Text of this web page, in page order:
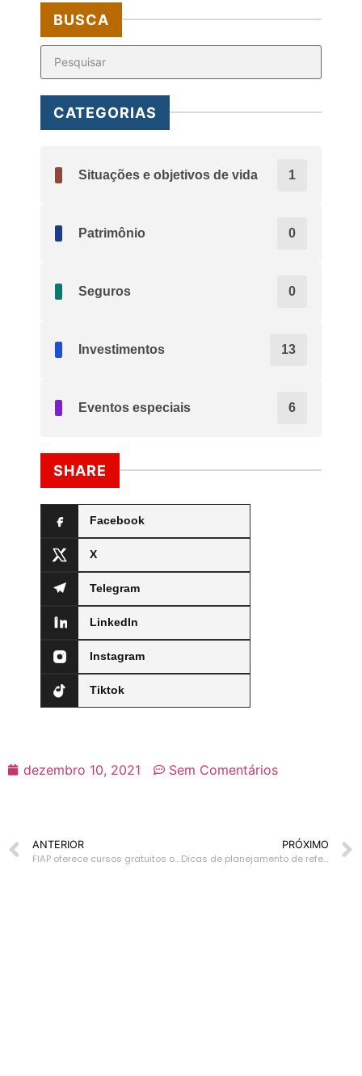
BUSCA
CATEGORIAS
Situações e objetivos de vida 1
Patrimônio 0
Seguros 0
Investimentos 13
Eventos especiais 6
SHARE
Facebook
X
Telegram
LinkedIn
Instagram
Tiktok
dezembro 10, 2021 Sem Comentários
ANTERIOR
FIAP oferece cursos gratuitos online
PRÓXIMO
Dicas de planejamento de refeições para otimizar o seu tempo